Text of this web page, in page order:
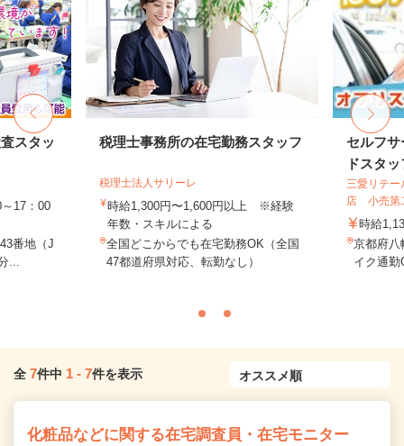
スタッ
17：00
番地（J
...
税理士事務所の在宅勤務スタッフ
税理士法人サリーレ
時給1,300円〜1,600円以上 ※経験
年数・スキルによる
全国どこからでも在宅勤務OK（全国
47都道府県対応、転勤なし）
セルフ
ドスタッ
三愛リテ
店 小売第
時給
京都府八
イク通
全 7件中 1 - 7件を表示
化粧品などに関する在宅調査員・在宅モニター